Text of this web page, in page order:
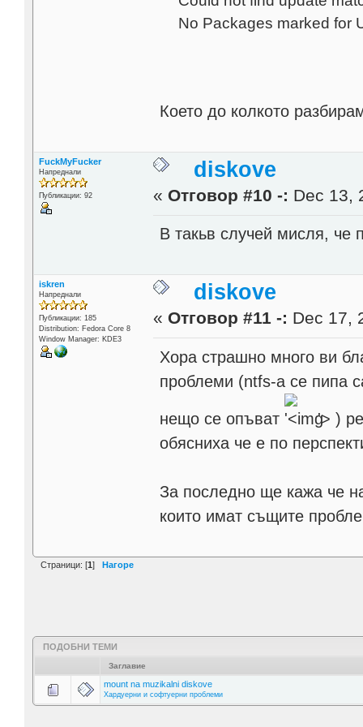
No Packages marked for
Което до колкото
FuckMyFucker
Напреднали
Публикации: 92
diskove
« Отговор #10 -: Dec 13,
В такьв случей мисля,
iskren
Напреднали
Публикации: 185
Distribution: Fedora Core 8
Window Manager: KDE3
diskove
« Отговор #11 -: Dec 17,
Хора страшно много ви
проблеми (ntfs-а се пипа
нещо се опъват '> )
обясниха че е по
За последно ще кажа че
които имат същите
Страници: [1] Нагоре
ПОДОБНИ ТЕМИ
Заглавие
mount na muzikalni diskove
Хардуерни и софтуерни проблеми